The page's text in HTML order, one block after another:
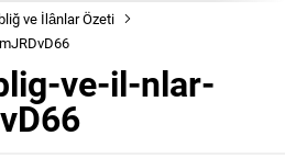
ve İlânlar Özeti
ve-il-nlar-